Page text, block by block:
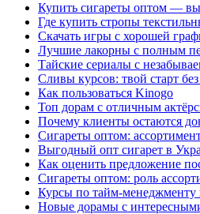
Купить сигареты оптом —
Где купить стропы
Скачать игры с хорошей
Лучшие лакорны с полным
Тайские сериалы с
Сливы курсов: твой старт
Как пользоваться Kinogo
Топ дорам с отличным
Почему клиенты остаются
Сигареты оптом:
Выгодный опт сигарет в
Как оценить предложение
Сигареты оптом: роль
Курсы по тайм-менеджменту
Новые дорамы с